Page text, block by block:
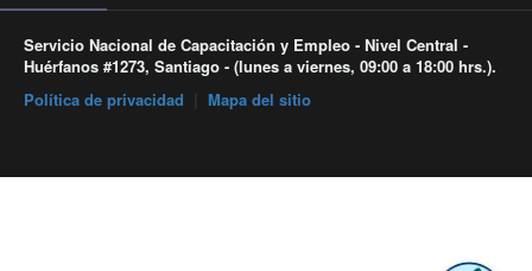
Servicio Nacional de Capacitación y Empleo - Nivel Central -
Huérfanos #1273, Santiago - (lunes a viernes, 09:00 a 18:00 hrs.).
Política de privacidad
Mapa del sitio